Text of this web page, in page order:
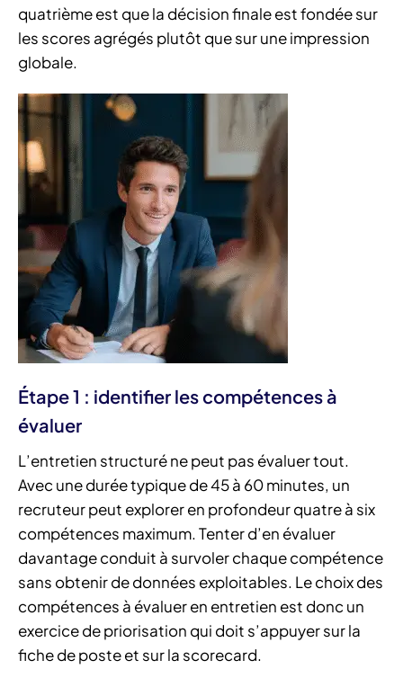
quatrième est que la décision finale est fondée sur
les scores agrégés plutôt que sur une impression
globale.
Étape 1 : identifier les compétences à
évaluer
L’entretien structuré ne peut pas évaluer tout.
Avec une durée typique de 45 à 60 minutes, un
recruteur peut explorer en profondeur quatre à six
compétences maximum. Tenter d’en évaluer
davantage conduit à survoler chaque compétence
sans obtenir de données exploitables. Le choix des
compétences à évaluer en entretien est donc un
exercice de priorisation qui doit s’appuyer sur la
fiche de poste et sur la scorecard.